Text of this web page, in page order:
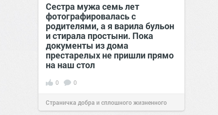
Сестра мужа семь лет
фотографировалась с
родителями, а я варила бульон
и стирала простыни. Пока
документы из дома
престарелых не пришли прямо
на наш стол
0 0
Страничка добра и сплошного жизненного